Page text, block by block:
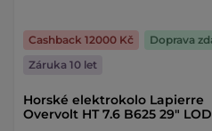
Horské elektrokolo Lapierre
Overvolt HT 7.6 B625 29"
Cashback 12000 Kč
Doprava
Záruka 10 let